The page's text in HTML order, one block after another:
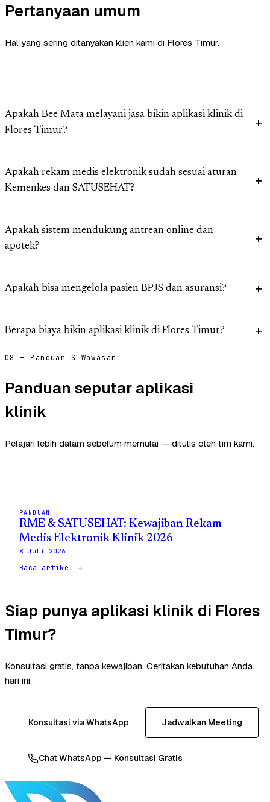
Pertanyaan umum
Hal yang sering ditanyakan klien kami di Flores Timur.
Apakah Bee Mata melayani jasa bikin aplikasi klinik di
Flores Timur?
Apakah rekam medis elektronik sudah sesuai aturan
Kemenkes dan SATUSEHAT?
Apakah sistem mendukung antrean online dan
apotek?
Apakah bisa mengelola pasien BPJS dan asuransi?
Berapa biaya bikin aplikasi klinik di Flores Timur?
08 — Panduan & Wawasan
Panduan seputar aplikasi
klinik
Pelajari lebih dalam sebelum memulai — ditulis oleh tim kami.
PANDUAN
RME & SATUSEHAT: Kewajiban Rekam
Medis Elektronik Klinik 2026
8 Juli 2026
Baca artikel →
Siap punya aplikasi klinik di Flores
Timur?
Konsultasi gratis, tanpa kewajiban. Ceritakan kebutuhan Anda
hari ini.
Konsultasi via WhatsApp Jadwalkan Meeting
Chat WhatsApp — Konsultasi Gratis